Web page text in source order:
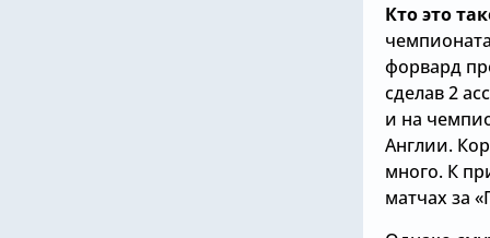
Кто это
форвард
сделав 2
и на
Англии.
много. К
матчах за